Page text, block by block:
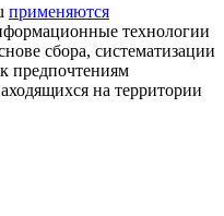
применяются
технологии
сбора, систематизации
предпочтениям
на территории